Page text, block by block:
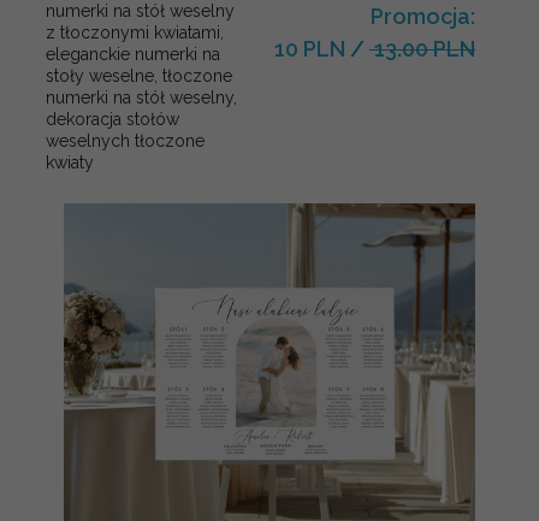
numerki na stół weselny
z tłoczonymi kwiatami,
eleganckie numerki na
stoły weselne, tłoczone
numerki na stół weselny,
dekoracja stołów
weselnych tłoczone
kwiaty
Promocja:
10 PLN / 13.00 PLN